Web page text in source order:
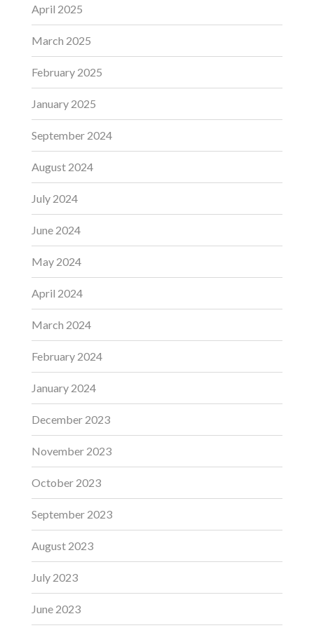
April 2025
March 2025
February 2025
January 2025
September 2024
August 2024
July 2024
June 2024
May 2024
April 2024
March 2024
February 2024
January 2024
December 2023
November 2023
October 2023
September 2023
August 2023
July 2023
June 2023